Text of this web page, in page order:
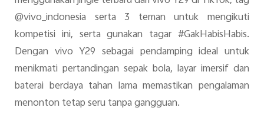
@vivo_indonesia serta 3 teman untuk mengikuti
kompetisi ini, serta gunakan tagar #GakHabisHabis.
Dengan vivo Y29 sebagai pendamping ideal untuk
menikmati pertandingan sepak bola, layar imersif dan
baterai berdaya tahan lama memastikan pengalaman
menonton tetap seru tanpa gangguan.